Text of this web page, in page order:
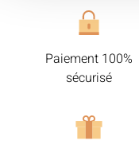
Paiement 100%
sécurisé